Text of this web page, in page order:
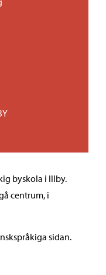
byskola i Illby.
centrum, i
sidan.